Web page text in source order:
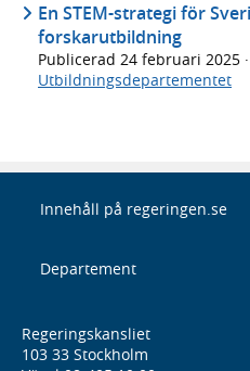
En STEM-strategi för
forskarutbildning
Publicerad 24 februari 2025 ·
Utbildningsdepartementet
Innehåll på regeringen.se
Departement
Regeringskansliet
103 33 Stockholm